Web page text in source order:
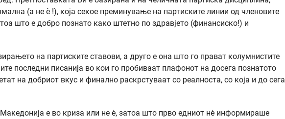
(а не è !), која секое преминување на партиските линии од членовите
што е добро познато како штетно по здравјето (финансиско!) и
на партиските ставови, а друго е она што го прават колумнистите
последни писанија во кои го пробиваат плафонот на досега познатото
на добриот вкус и финално раскрстуваат со реалноста, со која и до сега
е во криза или не è, затоа што прво едниот нè информираше